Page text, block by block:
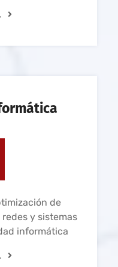
de
y sistemas
informática